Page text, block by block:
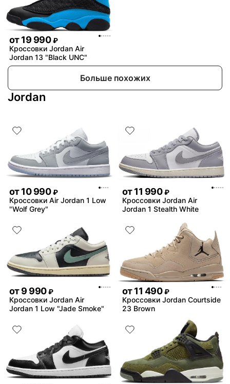
от19 990 ₽
Кроссовки Jordan Air
Jordan 13 "Black UNC"
Больше похожих
Jordan
от10 990 ₽
Кроссовки Air Jordan 1 Low
"Wolf Grey"
от11 990 ₽
Кроссовки Jordan Air
Jordan 1 Stealth White
от9 990 ₽
Кроссовки Jordan Air
Jordan 1 Low "Jade Smoke"
от11 490 ₽
Кроссовки Jordan Courtside
23 Brown